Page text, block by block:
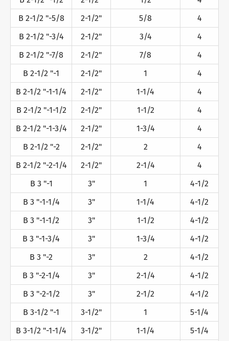
B 2-1/2 "-5/8
2-1/2" 5/8
4
B 2-1/2 "-3/4
2-1/2" 3/4
4
B 2-1/2 "-7/8
2-1/2" 7/8
4
B 2-1/2 "-1
2-1/2" 1
4
B 2-1/2 "-1-1/4
2-1/2" 1-1/4
4
B 2-1/2 "-1-1/2
2-1/2" 1-1/2
4
B 2-1/2 "-1-3/4
2-1/2" 1-3/4
4
B 2-1/2 "-2
2-1/2" 2
4
B 2-1/2 "-2-1/4
2-1/2" 2-1/4
4
B 3 "-1
3" 1
4-1/2
B 3 "-1-1/4
3" 1-1/4
4-1/2
B 3 "-1-1/2
3" 1-1/2
4-1/2
B 3 "-1-3/4
3" 1-3/4
4-1/2
B 3 "-2
3" 2
4-1/2
B 3 "-2-1/4
3" 2-1/4
4-1/2
B 3 "-2-1/2
3" 2-1/2
4-1/2
B 3-1/2 "-1
3-1/2" 1
5-1/4
B 3-1/2 "-1-1/4
3-1/2" 1-1/4
5-1/4